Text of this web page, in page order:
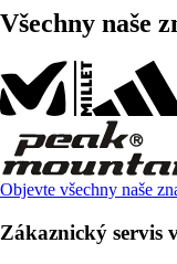
Všechny naše
Objevte všechny naše
Zákaznický servis